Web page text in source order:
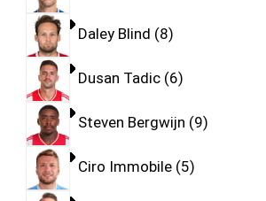
Daley Blind 8
Dusan Tadic 6
Steven Bergwijn 9
Ciro Immobile 5